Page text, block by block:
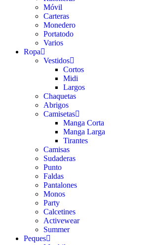
Móvil
Carteras
Monedero
Portatodo
Varios
Ropa
Vestidos
Cortos
Midi
Largos
Chaquetas
Abrigos
Camisetas
Manga Corta
Manga Larga
Tirantes
Camisas
Sudaderas
Punto
Faldas
Pantalones
Monos
Party
Calcetines
Activewear
Summer
Peques